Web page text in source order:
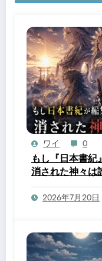
ワイ 0
もし『日本書紀
消された神々は
2026年7月20日